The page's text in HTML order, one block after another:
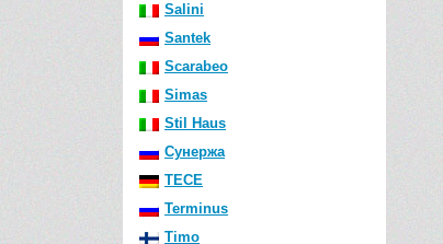
Salini
Santek
Scarabeo
Simas
Stil Haus
Сунержа
TECE
Terminus
Timo